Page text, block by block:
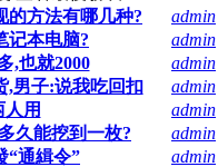
的方法有哪几种?
admin
记本电脑?
admin
,也就2000
admin
,男子:说我吃回扣
admin
用
admin
久能挖到一枚?
admin
“通緝令”
admin